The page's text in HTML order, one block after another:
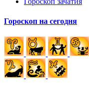
Гороскоп на сегодня